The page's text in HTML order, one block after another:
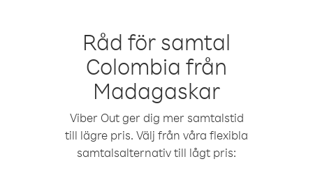
Råd för samtal
Colombia från
Madagaskar
Viber Out ger dig mer samtalstid
till lägre pris. Välj från våra flexibla
samtalsalternativ till lågt pris: